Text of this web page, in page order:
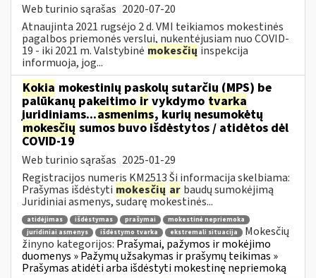
Web turinio sąrašas 2020-07-20
Atnaujinta 2021 rugsėjo 2 d. VMI teikiamos mokestinės
pagalbos priemonės verslui, nukentėjusiam nuo COVID-
19 - iki 2021 m. Valstybinė mokesčių inspekcija
informuoja, jog...
Kokia mokestinių paskolų sutarčių (MPS) be
palūkanų pakeitimo ir vykdymo tvarka
juridiniams...asmenims, kurių nesumokėtų
mokesčių sumos buvo išdėstytos / atidėtos dėl
COVID-19
Web turinio sąrašas 2025-01-29
Registracijos numeris KM2513 Ši informacija skelbiama:
Prašymas išdėstyti mokesčių ar baudų sumokėjimą
Juridiniai asmenys, sudarę mokestinės...
atidėjimas išdėstymas prašymai
mokestinė nepriemoka
juridiniai asmenys
išdėstymo tvarka ekstremali situacija
Mokesčių
žinyno kategorijos: Prašymai, pažymos ir mokėjimo
duomenys » Pažymų užsakymas ir prašymų teikimas »
Prašymas atidėti arba išdėstyti mokestinę nepriemoką